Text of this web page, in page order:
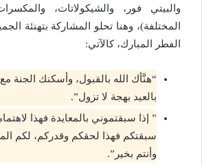
والبيتي فور، والشيكولاتات،
المختلفة)، وهنا تحلو المشاركة بتهنئة
الفطر المبارك، كالآتي:
“هنَّأك الله بالقبول، وأسكنك الجنة
بالعيد بهجة لا تزول”.
” إذا سبقتموني بالمعايدة فهذا
سبقتكم فهذا لحقكم وقدركم، لكم
وأنتم بخير”.